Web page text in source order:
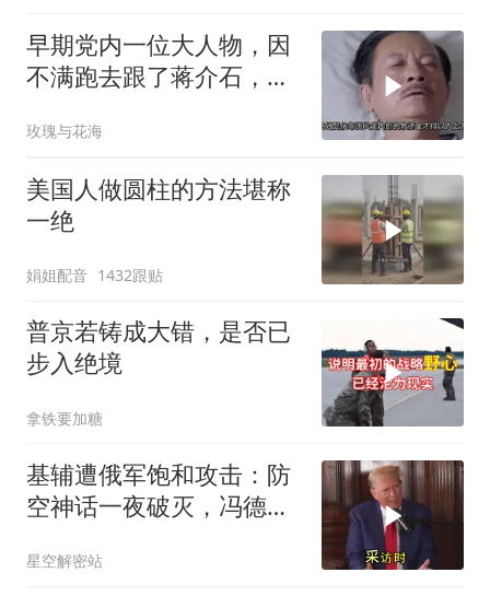
早期党内一位大人物，因
不满跑去跟了蒋介石，不
玫瑰与花海
美国人做圆柱的方法堪称
一绝
娟姐配音 1432跟贴
普京若铸成大错，是否已
步入绝境
拿铁要加糖
基辅遭俄军饱和攻击：防
空神话一夜破灭，冯德莱
了急
星空解密站